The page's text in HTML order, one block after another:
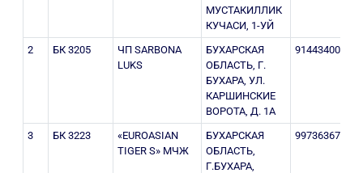
МУСТАКИЛЛИК
КУЧАСИ, 1-УЙ
2 БК 3205
ЧП SARBONA
LUKS
БУХАРСКАЯ
ОБЛАСТЬ, Г.
БУХАРА, УЛ.
КАРШИНСКИЕ
ВОРОТА, Д. 1А
914434001
3 БК 3223
«EUROASIAN
TIGER S» МЧЖ
БУХАРСКАЯ
ОБЛАСТЬ,
Г.БУХАРА,
997363679